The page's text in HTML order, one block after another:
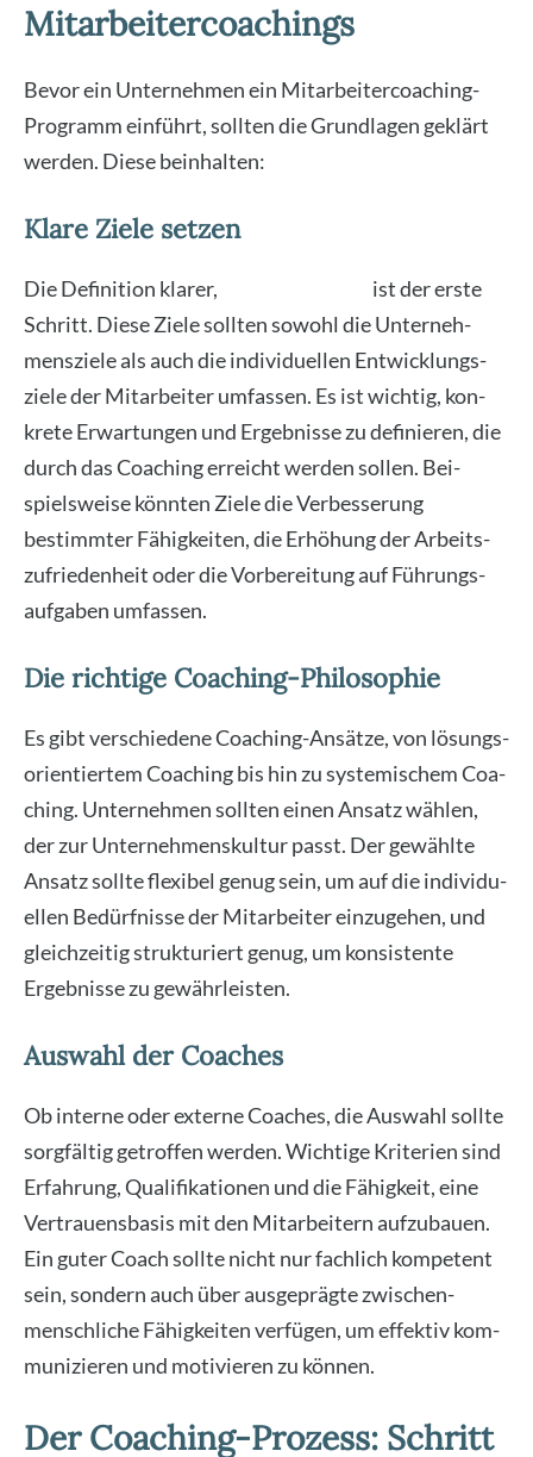
Mitarbeitercoachings
Bevor ein Unter­neh­men ein Mit­ar­bei­ter­coa­ching-
Pro­gramm ein­führt, soll­ten die Grund­la­gen geklärt
wer­den. Die­se beinhal­ten:
Klare Ziele setzen
Die Defi­ni­ti­on kla­rer,
ist der ers­te
Schritt. Die­se Zie­le soll­ten sowohl die Unter­neh­
mens­zie­le als auch die indi­vi­du­el­len Ent­wick­lungs­
zie­le der Mit­ar­bei­ter umfas­sen. Es ist wich­tig, kon­
kre­te Erwar­tun­gen und Ergeb­nis­se zu defi­nie­ren, die
durch das Coa­ching erreicht wer­den sol­len. Bei­
spiels­wei­se könn­ten Zie­le die Ver­bes­se­rung
bestimm­ter Fähig­kei­ten, die Erhö­hung der Arbeits­
zu­frie­den­heit oder die Vor­be­rei­tung auf Füh­rungs­
auf­ga­ben umfas­sen.
Die richtige Coaching-Philosophie
Es gibt ver­schie­de­ne Coa­ching-Ansät­ze, von lösungs­
ori­en­tier­tem Coa­ching bis hin zu sys­te­mi­schem Coa­
ching. Unter­neh­men soll­ten einen Ansatz wäh­len,
der zur Unter­neh­mens­kul­tur passt. Der gewähl­te
Ansatz soll­te fle­xi­bel genug sein, um auf die indi­vi­du­
el­len Bedürf­nis­se der Mit­ar­bei­ter ein­zu­ge­hen, und
gleich­zei­tig struk­tu­riert genug, um kon­sis­ten­te
Ergeb­nis­se zu gewähr­leis­ten.
Auswahl der Coaches
Ob inter­ne oder exter­ne Coa­ches, die Aus­wahl soll­te
sorg­fäl­tig getrof­fen wer­den. Wich­ti­ge Kri­te­ri­en sind
Erfah­rung, Qua­li­fi­ka­tio­nen und die Fähig­keit, eine
Ver­trau­ens­ba­sis mit den Mit­ar­bei­tern auf­zu­bau­en.
Ein guter Coach soll­te nicht nur fach­lich kom­pe­tent
sein, son­dern auch über aus­ge­präg­te zwi­schen­
mensch­li­che Fähig­kei­ten ver­fü­gen, um effek­tiv kom­
mu­ni­zie­ren und moti­vie­ren zu kön­nen.
Der Coaching-Prozess: Schritt